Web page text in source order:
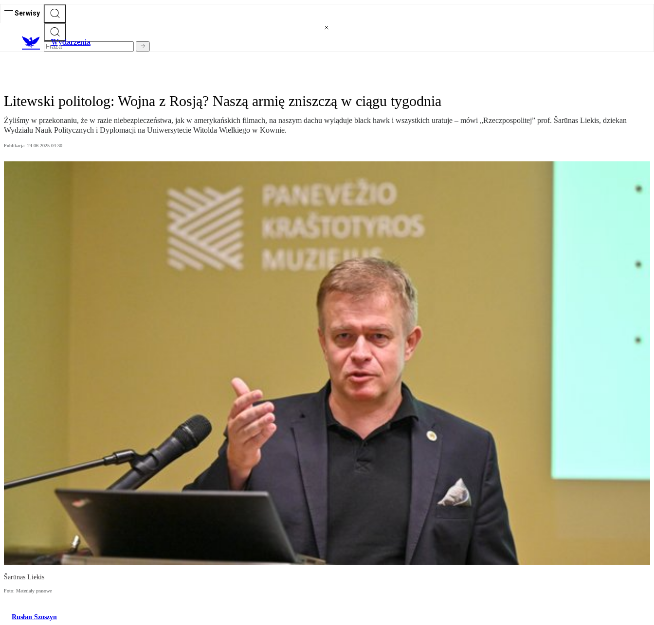
Serwisy
Wydarzenia
Litewski politolog: Wojna z Rosją? Naszą armię zniszczą w ciągu tygodnia
Żyliśmy w przekonaniu, że w razie niebezpieczeństwa, jak w amerykańskich filmach, na naszym dachu wyląduje black hawk i wszystkich uratuje – mówi „Rzeczpospolitej” prof. Šarūnas Liekis, dziekan
Wydziału Nauk Politycznych i Dyplomacji na Uniwersytecie Witolda Wielkiego w Kownie.
Publikacja: 24.06.2025 04:30
Šarūnas Liekis
Foto: Materiały prasowe
Rusłan Szoszyn